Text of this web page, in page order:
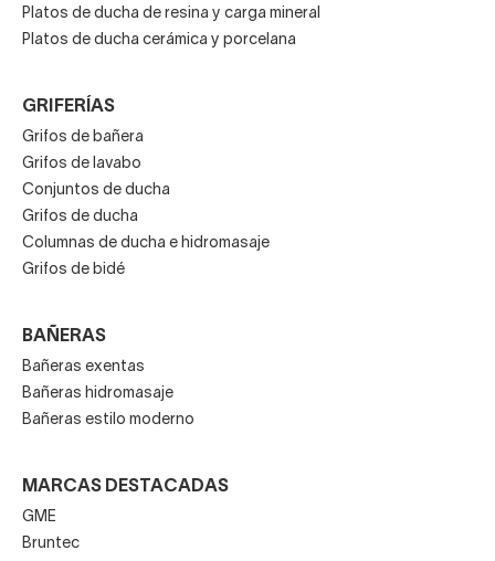
Platos de ducha de resina y carga mineral
Platos de ducha cerámica y porcelana
GRIFERÍAS
Grifos de bañera
Grifos de lavabo
Conjuntos de ducha
Grifos de ducha
Columnas de ducha e hidromasaje
Grifos de bidé
BAÑERAS
Bañeras exentas
Bañeras hidromasaje
Bañeras estilo moderno
MARCAS DESTACADAS
GME
Bruntec